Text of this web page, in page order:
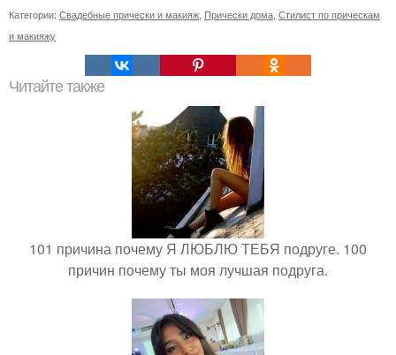
Категории: Свадебные прически и макияж Прически дома Стилист по прическам
и макияжу
Читайте также
101 причина почему Я ЛЮБЛЮ ТЕБЯ подруге. 100
причин почему ты моя лучшая подруга.